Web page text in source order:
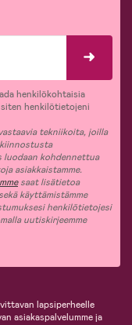
henkilökohtaisia
henkilötietojeni
tekniikoita, joilla
kiinnostusta
luodaan kohdennettua
asiakkaistamme.
saat lisätietoa
käyttämistämme
henkilötietojesi
uutiskirjeemme
lapsiperheelle
asiakaspalvelumme ja